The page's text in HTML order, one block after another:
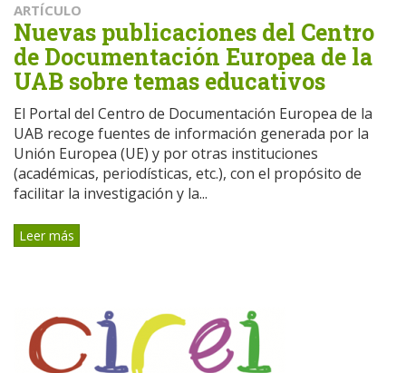
ARTÍCULO
Nuevas publicaciones del Centro
de Documentación Europea de la
UAB sobre temas educativos
El Portal del Centro de Documentación Europea de la
UAB recoge fuentes de información generada por la
Unión Europea (UE) y por otras instituciones
(académicas, periodísticas, etc.), con el propósito de
facilitar la investigación y la...
Leer más